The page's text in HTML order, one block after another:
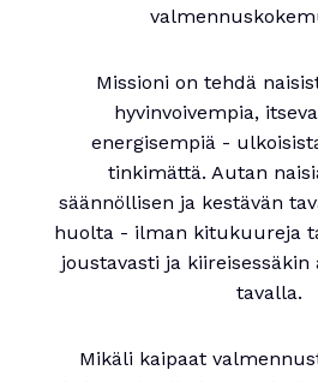
Missioni on tehdä
hyvinvoivempia,
energisempiä -
tinkimättä. Autan
säännöllisen ja kestävän
huolta - ilman kitukuureja
joustavasti ja
tavalla.
Mikäli kaipaat